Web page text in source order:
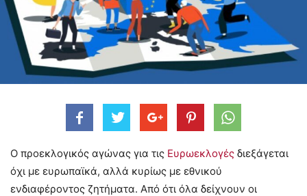
Ο προεκλογικός αγώνας για τις Ευρωεκλογές διεξάγεται
όχι με ευρωπαϊκά, αλλά κυρίως με εθνικού
ενδιαφέροντος ζητήματα. Από ότι όλα δείχνουν οι